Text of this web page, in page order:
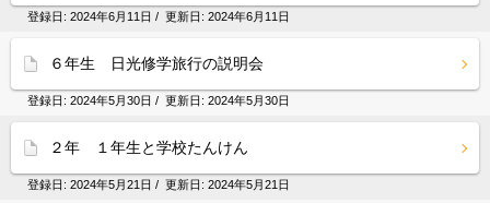
登録日: 2024年6月11日 / 更新日: 2024年6月11日
６年生 日光修学旅行の説明会
登録日: 2024年5月30日 / 更新日: 2024年5月30日
２年 １年生と学校たんけん
登録日: 2024年5月21日 / 更新日: 2024年5月21日